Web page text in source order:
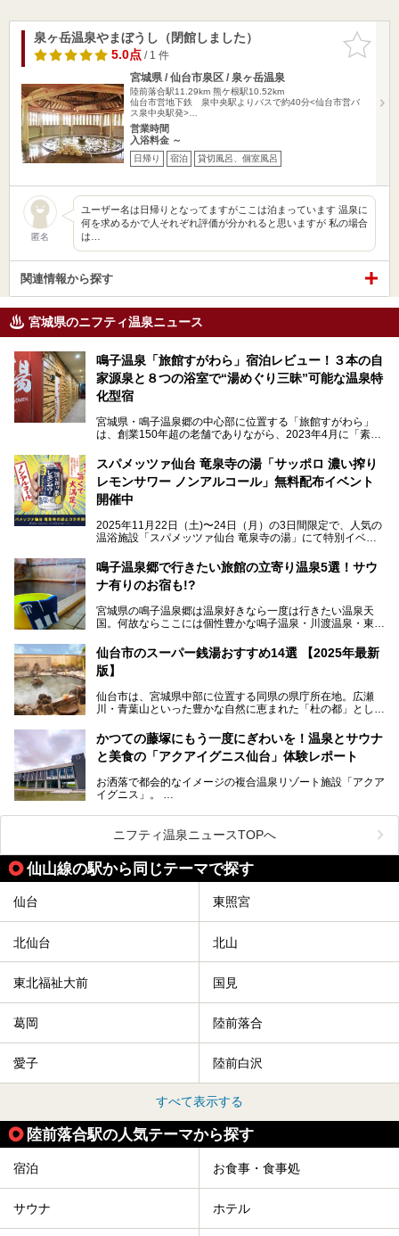
お気に入
りに追加
泉ヶ岳温泉やまぼうし（閉館しました）
5.0点/ 1 件
宮城県 / 仙台市泉区 / 泉ヶ岳温泉
陸前落合駅11.29km 熊ケ根駅10.52km
仙台市営地下鉄 泉中央駅よりバスで約40分<仙台市営バ
ス泉中央駅発>…
営業時間
入浴料金 ～
日帰り 宿泊 貸切風呂、個室風呂
匿名
ユーザー名は日帰りとなってますがここは泊まっています 温泉に
何を求めるかで人それぞれ評価が分かれると思いますが 私の場合
は…
関連情報から探す
宮城県のニフティ温泉ニュース
鳴子温泉「旅館すがわら」宿泊レビュー！３本の自
家源泉と８つの浴室で“湯めぐり三昧”可能な温泉特
化型宿
宮城県・鳴子温泉郷の中心部に位置する「旅館すがわら」
は、創業150年超の老舗でありながら、2023年4月に「素泊
を利用したサウナも新設され、温泉ファン・サウナ―双方に
注目のスポットです。
特筆すべきは、館内で完結する圧倒的な「湯めぐり」のバリ
エーション。“温泉のデパート”・“東の横綱”と称される鳴子
温泉郷の中でも、3本の異なる自家源泉を使い分けるその実
力は折り紙付き。実際に宿泊した筆者が、“温泉”を中心にそ
の全貌を詳細レビューします！
スパメッツァ仙台 竜泉寺の湯「サッポロ 濃い搾り
レモンサワー ノンアルコール」無料配布イベント
開催中
2025年11月22日（土)〜24日（月）の3日間限定で、人気の
温浴施設「スパメッツァ仙台 竜泉寺の湯」にて特別イベン
「サッポロ 濃い搾りレモンサワー ノンアルコール」を無料
配布します。さらにSNS投稿で「サッポロ 濃い搾りグレフ
ルサワー ノンアルコール」もプレゼント。湯上がりにぴっ
ー
提供元：サッポロビール【PR】
鳴子温泉郷で行きたい旅館の立寄り温泉5選！サウ
ナ有りのお宿も!?
宮城県の鳴子温泉郷は温泉好きなら一度は行きたい温泉天
国。何故ならここには個性豊かな鳴子温泉・川渡温泉・東鳴
硫黄泉、塩化物泉、硫酸塩泉、炭酸水素塩泉などと多様な泉
質がそろっているからです。
の旅館・ホテルも立ち寄り入浴に門戸を開いてくれていま
す。
今回はそんな旅館の中から、おすすめしたい5ヶ所の温泉を
セレクトしてみました。うち3ヶ所はサウナも楽しめます。
仙台市のスーパー銭湯おすすめ14選 【2025年最新
版】
仙台市は、宮城県中部に位置する同県の県庁所在地。広瀬
川・青葉山といった豊かな自然に恵まれた「杜の都」として
人気です。新幹線を使えば都心から1時間30分とアクセスも
よく、気軽に訪れやすい地方都市の1つです。
仙台牛タンなどを堪能するグルメ旅や、スポーツ観戦の遠征
時などに利用しやすい温浴施設がたくさんありますよ。
かつての藤塚にもう一度にぎわいを！温泉とサウナ
と美食の「アクアイグニス仙台」体験レポート
お洒落で都会的なイメージの複合温泉リゾート施設「アクア
イグニス」。
関西空港や吉川美南（埼玉県）に続いて仙台市若林区に202
2年4月にオープンした「アクアイグニス仙台」は、日帰り
温泉の「藤塚の湯」、マルシェ リアン、和食「笠庵」、イ
タリアン「グリーチネ」、ベーカリー「マリアージュ ドゥ
ファリーヌ」、スイーツの「コンフィチュール アッシュ」
と「ル ショコラ ドゥ アッシュ」、そしてカフェ「猿田彦珈
琲」と話題のお店が勢ぞろい！
この「アクアイグニス仙台」の魅力を探りにお出かけしてき
ニフティ温泉ニュースTOPへ
仙山線の駅から同じテーマで探す
仙台 東照宮
北仙台 北山
東北福祉大前 国見
葛岡 陸前落合
愛子 陸前白沢
すべて表示する
陸前落合駅の人気テーマから探す
宿泊 お食事・食事処
サウナ ホテル